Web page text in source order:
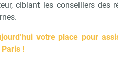
ciblant les conseillers des
votre place pour
!